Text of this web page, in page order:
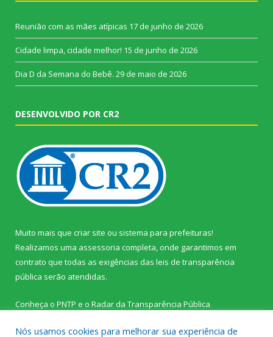
Reunião com as mães atípicas 17 de junho de 2026
Cidade limpa, cidade melhor! 15 de junho de 2026
Dia D da Semana do Bebê. 29 de maio de 2026
DESENVOLVIDO POR CR2
Muito mais que criar site ou sistema para prefeituras!
Realizamos uma assessoria completa, onde garantimos em
contrato que todas as exigências das leis de transparência
pública serão atendidas.
Conheça o PNTP e o Radar da Transparência Pública
Nós usamos cookies para melhorar sua experiência de